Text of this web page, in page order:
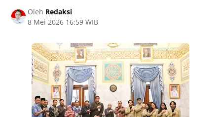
Oleh Redaksi
8 Mei 2026 16:59 WIB